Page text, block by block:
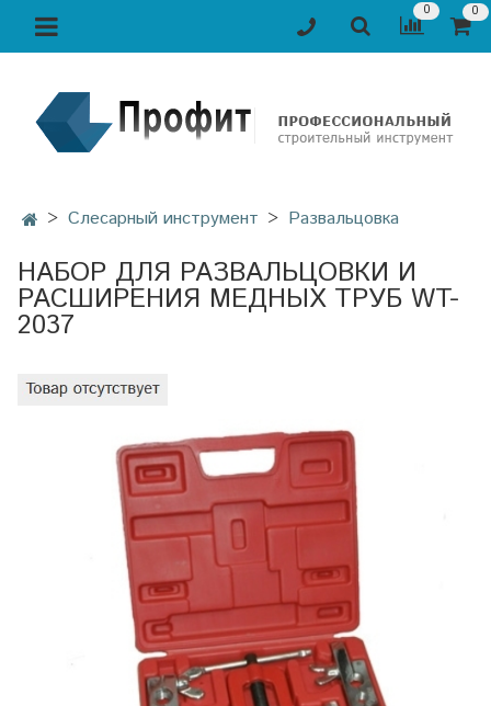
0 0
Слесарный инструмент Развальцовка
НАБОР ДЛЯ РАЗВАЛЬЦОВКИ И
РАСШИРЕНИЯ МЕДНЫХ ТРУБ WT-
2037